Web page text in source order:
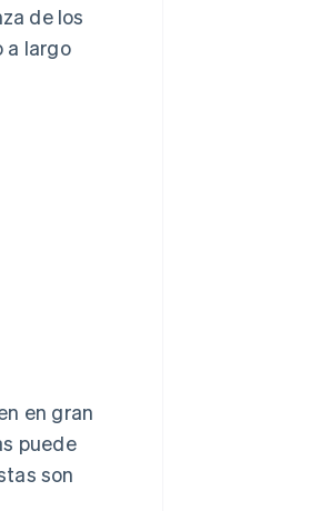
de los
a largo
en gran
puede
son